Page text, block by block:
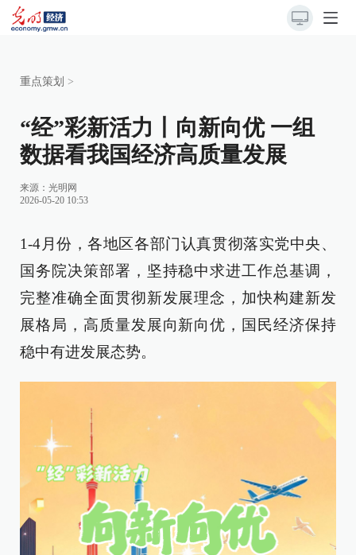
重点策划 >
“经”彩新活力丨向新向优 一组
数据看我国经济高质量发展
来源： 光明网
2026-05-20 10:53
1-4月份，各地区各部门认真贯彻落实党中央、
国务院决策部署，坚持稳中求进工作总基调，
完整准确全面贯彻新发展理念，加快构建新发
展格局，高质量发展向新向优，国民经济保持
稳中有进发展态势。